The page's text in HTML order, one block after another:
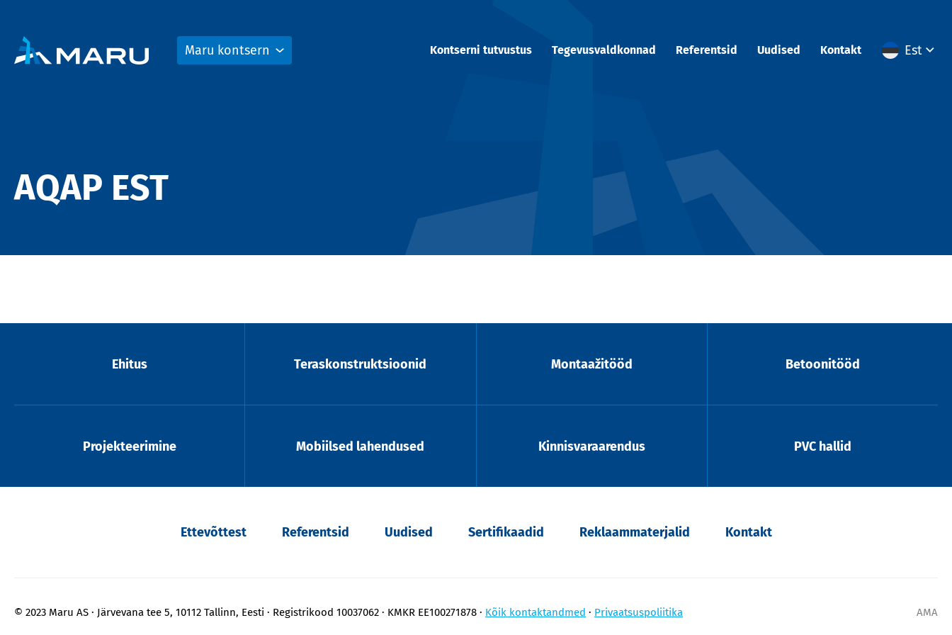
Maru kontsern Kontserni tutvustus Tegevusvaldkonnad Referentsid Uudised Kontakt Est
AQAP EST
Ehitus Teraskonstruktsioonid Montaažitööd Betoonitööd
Projekteerimine Mobiilsed lahendused Kinnisvaraarendus PVC hallid
Ettevõttest Referentsid Uudised Sertifikaadid Reklaammaterjalid Kontakt
© 2023 Maru AS Järvevana tee 5, 10112 Tallinn, Eesti Registrikood 10037062 KMKR EE100271878 Kõik kontaktandmed Privaatsuspoliitika AMA